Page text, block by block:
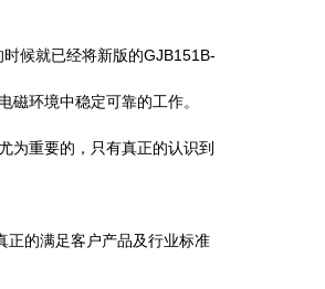
候就已经将新版的GJB151B-
环境中稳定可靠的工作。
重要的，只有真正的认识到
的满足客户产品及行业标准